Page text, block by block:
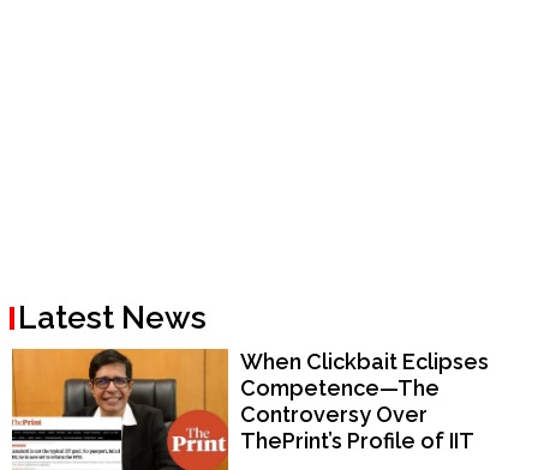
Latest News
When Clickbait Eclipses
Competence—The
Controversy Over
ThePrint’s Profile of IIT